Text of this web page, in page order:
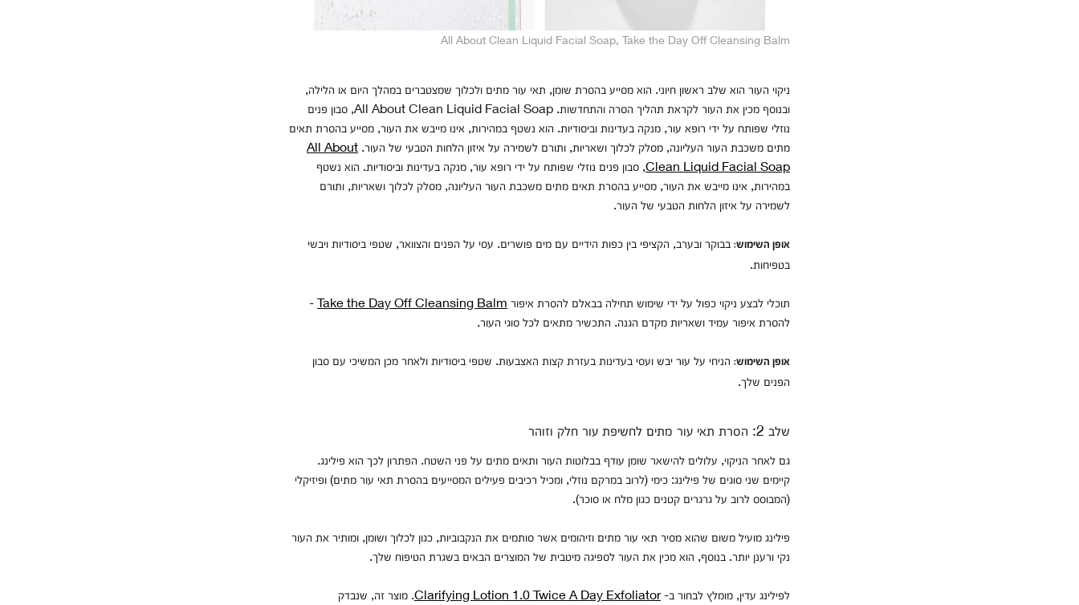
All About Clean Liquid Facial Soap, Take the Day Off Cleansing Balm
ניקוי העור הוא שלב ראשון חיוני. הוא מסייע בהסרת שומן, תאי עור מתים ולכלוך שמצטברים במהלך היום או הלילה,
ובנוסף מכין את העור לקראת תהליך הסרה והתחדשות. All About Clean Liquid Facial Soap, סבון פנים
נוזלי שפותח על ידי רופא עור, מנקה בעדינות וביסודיות. הוא נשטף במהירות, אינו מייבש את העור, מסייע בהסרת תאים
מתים משכבת העור העליונה, מסלק לכלוך ושאריות, ותורם לשמירה על איזון הלחות הטבעי של העור. All About
Clean Liquid Facial Soap, סבון פנים נוזלי שפותח על ידי רופא עור, מנקה בעדינות וביסודיות. הוא נשטף
במהירות, אינו מייבש את העור, מסייע בהסרת תאים מתים משכבת העור העליונה, מסלק לכלוך ושאריות, ותורם
לשמירה על איזון הלחות הטבעי של העור.
אופן השימוש: בבוקר ובערב, הקציפי בין כפות הידיים עם מים פושרים. עסי על הפנים והצוואר, שטפי ביסודיות ויבשי
בטפיחות.
תוכלי לבצע ניקוי כפול על ידי שימוש תחילה בבאלם להסרת איפור Take the Day Off Cleansing Balm
-
להסרת איפור עמיד ושאריות מקדם הגנה. התכשיר מתאים לכל סוגי העור.
אופן השימוש: הניחי על עור יבש ועסי בעדינות בעזרת קצות האצבעות. שטפי ביסודיות ולאחר מכן המשיכי עם סבון
הפנים שלך.
שלב 2: הסרת תאי עור מתים לחשיפת עור חלק וזוהר
גם לאחר הניקוי, עלולים להישאר שומן עודף בבלוטות העור ותאים מתים על פני השטח. הפתרון לכך הוא פילינג.
קיימים שני סוגים של פילינג: כימי (לרוב במרקם נוזלי, ומכיל רכיבים פעילים המסייעים בהסרת תאי עור מתים) ופיזיקלי
(המבוסס לרוב על גרגרים קטנים כגון מלח או סוכר).
פילינג מועיל משום שהוא מסיר תאי עור מתים וזיהומים אשר סותמים את הנקבוביות, כגון לכלוך ושומן, ומותיר את העור
נקי ורענן יותר. בנוסף, הוא מכין את העור לספיגה מיטבית של המוצרים הבאים בשגרת הטיפוח שלך.
לפילינג עדין, מומלץ לבחור ב-Clarifying Lotion 1.0 Twice A Day Exfoliator. מוצר זה, שנבדק